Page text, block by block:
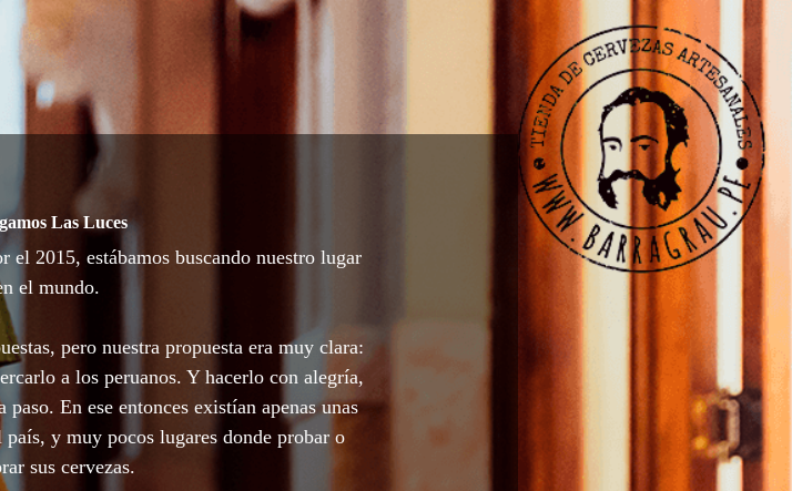
Las Luces
el 2015, estábamos buscando nuestro lugar
el mundo.
pero nuestra propuesta era muy clara:
a los peruanos. Y hacerlo con alegría,
En ese entonces existían apenas unas
país, y muy pocos lugares donde probar o
sus cervezas.